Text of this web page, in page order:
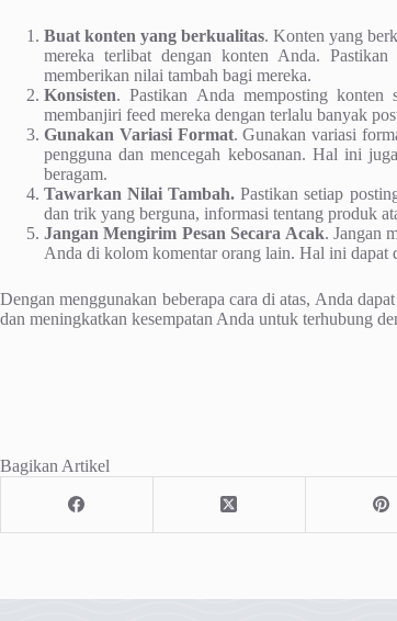
Buat konten yang berkualitas. Konten yang
mereka terlibat dengan konten Anda.
memberikan nilai tambah bagi mereka.
Konsisten. Pastikan Anda memposting konten
membanjiri feed mereka dengan terlalu banyak
Gunakan Variasi Format. Gunakan variasi
pengguna dan mencegah kebosanan. Hal ini
beragam.
Tawarkan Nilai Tambah. Pastikan setiap
dan trik yang berguna, informasi tentang produk
Jangan Mengirim Pesan Secara Acak. Jangan
Anda di kolom komentar orang lain. Hal ini dapat
Dengan menggunakan beberapa cara di atas, Anda
dan meningkatkan kesempatan Anda untuk terhubung
Bagikan Artikel